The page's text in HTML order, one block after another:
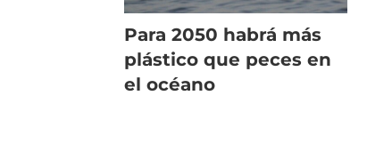
Para 2050 habrá más
plástico que peces en
el océano